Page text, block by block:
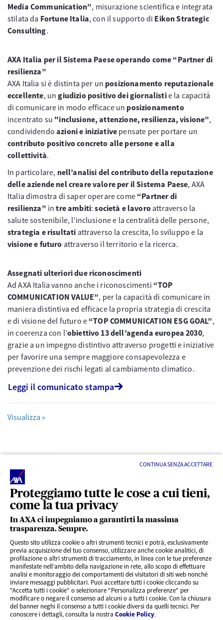
Proteggiamo tutte le cose a cui tieni,
come la tua privacy
In AXA ci impegniamo a garantirti la massima
trasparenza. Sempre.
Questo sito utilizza cookie o altri strumenti tecnici e potrà, esclusivamente
previa acquisizione del tuo consenso, utilizzare anche cookie analitici, di
profilazione o altri strumenti di tracciamento, in linea con le tue preferenze
manifestate nell’ambito della navigazione in rete, allo scopo di effettuare
analisi e monitoraggio dei comportamenti dei visitatori di siti web nonché
inviare messaggi pubblicitari. Puoi accettare tutti i cookie cliccando su
"Accetta tutti i cookie" o selezionare "Personalizza preferenze" per
modificare o negare il consenso ad alcuni o a tutti i cookie. Con la chiusura
del banner neghi il consenso a tutti i cookie diversi da quelli tecnici. Per
conoscere i dettagli, consulta la nostra Cookie Policy.
CONTINUA SENZA ACCETTARE
Media Communication”, misurazione scientifica e integrata
stilata da Fortune Italia, con il supporto di Eikon Strategic
Consulting.
AXA Italia per il Sistema Paese operando come “Partner di
resilienza”
AXA Italia si è distinta per un posizionamento reputazionale
eccellente, ungiudizio positivo dei giornalistie la capacità
di comunicare in modo efficace un posizionamento
incentrato su "inclusione, attenzione, resilienza, visione”,
condividendoazioni e iniziative pensate per portare un
contributo positivo concreto alle persone e alla
collettività.
In particolare, nell’analisi del contributo della reputazione
delle aziende nel creare valore per il Sistema Paese, AXA
Italia dimostra di saper operare come “Partner di
resilienza” intre ambiti:società e lavoroattraverso la
salute sostenibile, l’inclusione e la centralità delle persone,
strategia e risultati attraverso la crescita, lo sviluppo e la
visione e futuro attraverso il territorio e la ricerca.
Assegnati ulteriori due riconoscimenti
Ad AXA Italia vanno anche i riconoscimenti “TOP
COMMUNICATION VALUE”, per la capacità di comunicare in
maniera distintiva ed efficace la propria strategia di crescita
e di visione del futuro e “TOP COMMUNICATION ESG GOAL”,
in coerenza con l’obiettivo 13 dell’agenda europea 2030,
grazie a un impegno distintivo attraverso progetti e iniziative
per favorire una sempre maggiore consapevolezza e
prevenzione dei rischi legati al cambiamento climatico.
Leggi il comunicato stampa
Visualizza »
Successivo
CONTENUTI INTERESSANTI
BLOG